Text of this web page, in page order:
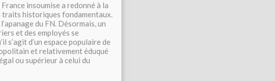
insoumise a redonné à la
traits historiques fondamentaux.
du FN. Désormais, un
et des employés se
s’agit d’un espace populaire de
et relativement éduqué
ou supérieur à celui du